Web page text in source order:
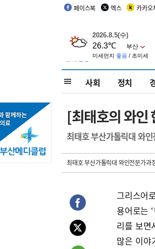
페이스북 엑스 카카오
사회 정치
[최태호의 와인
최태호 부산가톨릭대 와
최태호 부산가톨릭대 와인전문가과
그리스어
용어로는
리를 보면
많은 이야